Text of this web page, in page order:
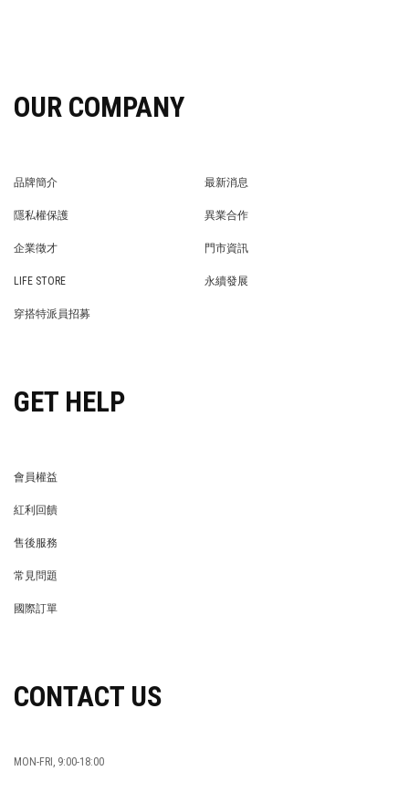
OUR COMPANY
品牌簡介
最新消息
隱私權保護
異業合作
企業徵才
門市資訊
LIFE STORE
永續發展
穿搭特派員招募
GET HELP
會員權益
紅利回饋
售後服務
常見問題
國際訂單
CONTACT US
MON-FRI, 9:00-18:00